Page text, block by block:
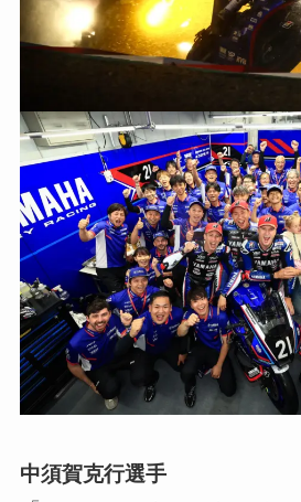
中須賀克行選手